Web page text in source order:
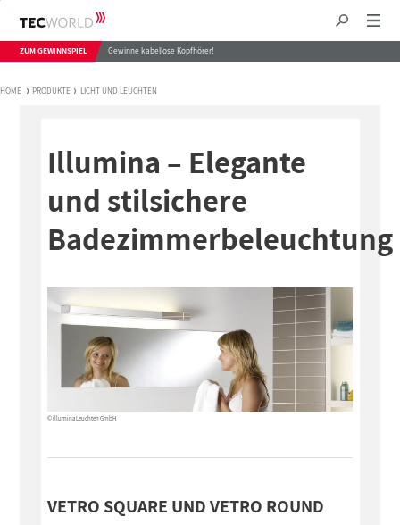
ZUM GEWINNSPIEL Gewinne kabellose Kopfhörer!
HOME PRODUKTE LICHT UND LEUCHTEN
Illumina – Elegante
und stilsichere
Badezimmerbeleuchtung
© illumina Leuchten GmbH
VETRO SQUARE UND VETRO ROUND